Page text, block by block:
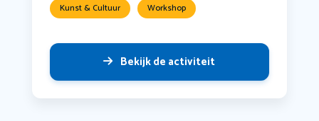
Kunst & Cultuur Workshop
Bekijk de activiteit